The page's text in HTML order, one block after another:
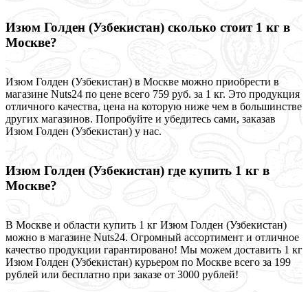
Изюм Голден (Узбекистан) сколько стоит 1 кг в
Москве?
Изюм Голден (Узбекистан) в Москве можно приобрести в
магазине Nuts24 по цене всего 759 руб. за 1 кг. Это продукция
отличного качества, цена на которую ниже чем в большинстве
других магазинов. Попробуйте и убедитесь сами, заказав
Изюм Голден (Узбекистан) у нас.
Изюм Голден (Узбекистан) где купить 1 кг в
Москве?
В Москве и области купить 1 кг Изюм Голден (Узбекистан)
можно в магазине Nuts24. Огромный ассортимент и отличное
качество продукции гарантировано! Мы можем доставить 1 кг
Изюм Голден (Узбекистан) курьером по Москве всего за 199
рублей или бесплатно при заказе от 3000 рублей!